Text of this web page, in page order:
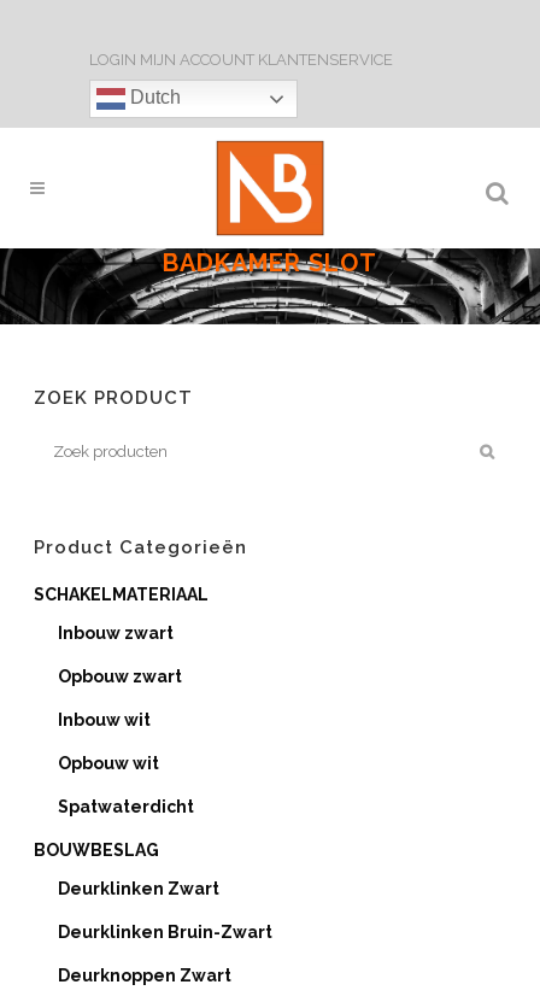
LOGIN MIJN ACCOUNT KLANTENSERVICE
Dutch
BADKAMER SLOT
ZOEK PRODUCT
Product Categorieën
SCHAKELMATERIAAL
Inbouw zwart
Opbouw zwart
Inbouw wit
Opbouw wit
Spatwaterdicht
BOUWBESLAG
Deurklinken Zwart
Deurklinken Bruin-Zwart
Deurknoppen Zwart